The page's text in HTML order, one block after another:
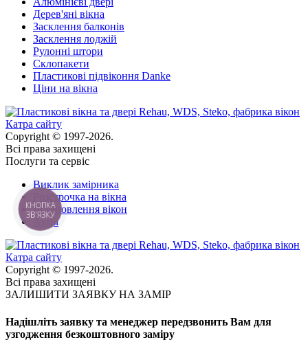
Дерев'яні вікна
Засклення балконів
Засклення лоджій
Рулонні штори
Склопакети
Пластикові підвіконня Danke
Ціни на вікна
Катра сайту
Copyright © 1997-2026.
Всі права захищені
Послуги та сервіс
Виклик замірника
Розстрочка на вікна
Встановлення вікон
Акції
Катра сайту
Copyright © 1997-2026.
Всі права захищені
ЗАЛИШИТИ ЗАЯВКУ НА ЗАМІР
Надішліть заявку та менеджер передзвонить Вам для
узгодження безкоштовного заміру
КНОПКА
ЗВ'ЯЗКУ